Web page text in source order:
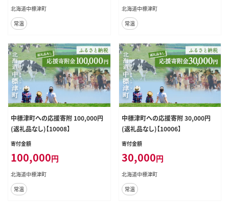
北海道中標津町
常温
北海道中標津町
常温
中標津町への応援寄附 100,000円
(返礼品なし)【10008】
寄付金額
100,000円
北海道中標津町
常温
中標津町への応援寄附 30,000円
(返礼品なし)【10006】
寄付金額
30,000円
北海道中標津町
常温